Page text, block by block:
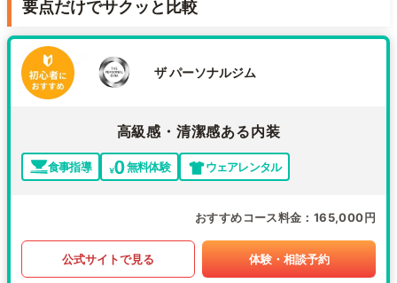
要点だけでサクッと比較
ザ パーソナルジム
高級感・清潔感ある内装
食事指導 無料体験 ウェアレンタル
おすすめコース料金 165,000円
公式サイトで見る 体験・相談予約